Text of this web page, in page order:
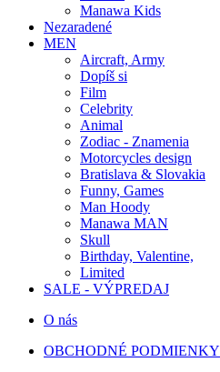
Manawa Kids
Nezaradené
MEN
Aircraft, Army
Dopíš si
Film
Celebrity
Animal
Zodiac - Znamenia
Motorcycles design
Bratislava & Slovakia
Funny, Games
Man Hoody
Manawa MAN
Skull
Birthday, Valentine,
Limited
SALE - VÝPREDAJ
O nás
OBCHODNÉ PODMIENKY